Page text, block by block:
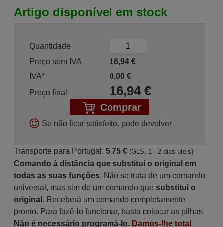
Artigo disponível em stock
Quantidade
Preço sem IVA
16,94€
IVA*
0,00 €
Preço final
16,94€
Comprar
Se não ficar satisfeito, pode devolver
Transporte para Portugal: 5,75 € (GLS, 1 - 2 dias úteis)
Comando à distância que substitui o original em
todas as suas funções. Não se trata de um comando
universal, mas sim de um comando que substitui o
original . Receberá um comando completamente
pronto. Para fazê-lo funcionar, basta colocar as pilhas.
Não é necessário programá-lo. Damos-lhe total